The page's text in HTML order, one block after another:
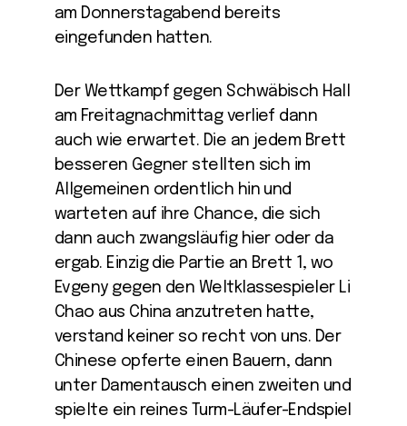
am Donnerstagabend bereits
eingefunden hatten.
Der Wettkampf gegen Schwäbisch Hall
am Freitagnachmittag verlief dann
auch wie erwartet. Die an jedem Brett
besseren Gegner stellten sich im
Allgemeinen ordentlich hin und
warteten auf ihre Chance, die sich
dann auch zwangsläufig hier oder da
ergab. Einzig die Partie an Brett 1, wo
Evgeny gegen den Weltklassespieler Li
Chao aus China anzutreten hatte,
verstand keiner so recht von uns. Der
Chinese opferte einen Bauern, dann
unter Damentausch einen zweiten und
spielte ein reines Turm-Läufer-Endspiel